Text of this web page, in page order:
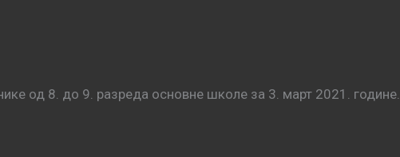
од 8. до 9. разреда основне школе за 3. март 2021. године.